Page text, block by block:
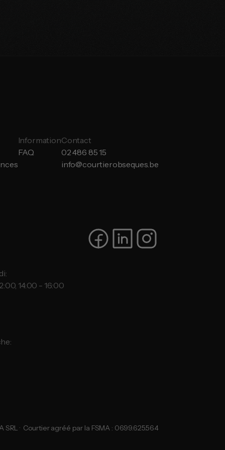
Information
FAQ
Contact
02 486 85 15
info@courtierobseques.be
14:00 - 16:00
SRL ·  Courtier agréé par la FSMA : 0699.625.564